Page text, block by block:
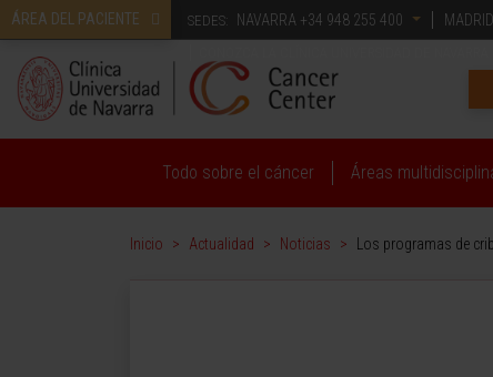
ÁREA DEL PACIENTE SEDES: NAVARRA +34 948 255 400 MADRID
Todo sobre el cáncer Áreas
Inicio > Actualidad > Noticias > Los programas de